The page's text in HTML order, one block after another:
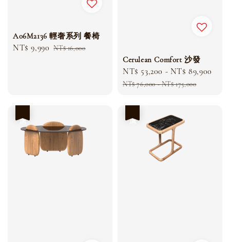
A06M2136 輕奢系列 餐椅
Sale
NT$ 9,990 Regular
NT$ 16,000
Cerulean Comfort 沙發
Sale
price
NT$ 53,200 - NT$ 89,900
NT$ 76,000-NT$ 175,000